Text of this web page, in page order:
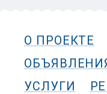
О ПРОЕКТЕ
УСЛУГИ